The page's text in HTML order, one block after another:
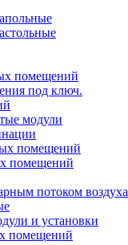
помещений
под ключ.
модули
помещений
помещений
потоком
и установки
помещений